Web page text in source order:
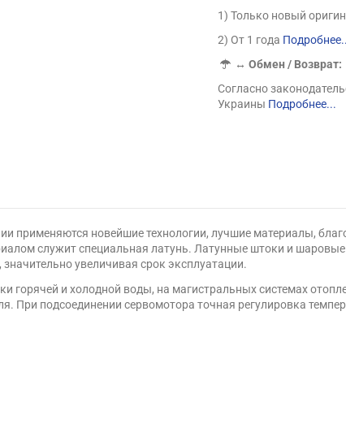
1) Только новый
2) От 1 года
↔Обмен / Возврат:
Согласно
Украины Подробнее...
применяются новейшие технологии, лучшие материалы,
служит специальная латунь. Латунные штоки и
увеличивая срок эксплуатации.
и холодной воды, на магистральных системах
При подсоединении сервомотора точная регулировка